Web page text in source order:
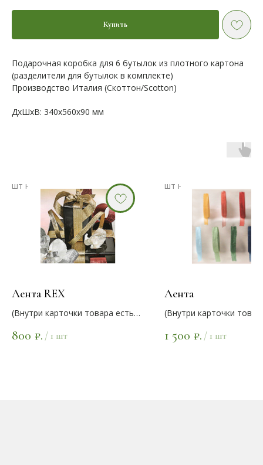
Купить
Подарочная коробка для 6 бутылок из плотного картона
(разделители для бутылок в комплекте)
Производство Италия (Скоттон/Scotton)
ДxШxВ: 340x560x90 мм
Лента REX
(Внутри карточки товара есть
800 ₽. / 1 шт
Лента
(Внутри карточки
1 500 ₽. / 1 шт